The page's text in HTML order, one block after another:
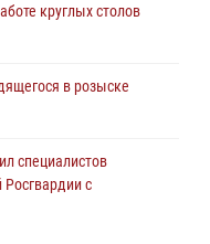
круглых столов
в розыске
специалистов
с